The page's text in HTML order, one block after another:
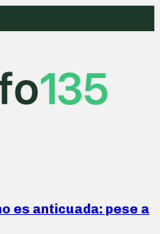
es anticuada: pese a